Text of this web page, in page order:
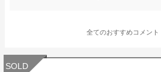
全てのおすすめコメント
SOLD